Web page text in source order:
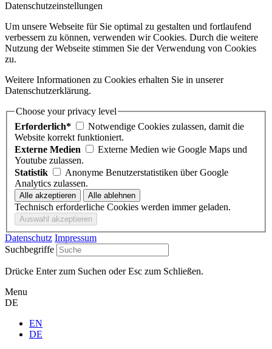
Datenschutzeinstellungen
Um unsere Webseite für Sie optimal zu gestalten und fortlaufend
verbessern zu können, verwenden wir Cookies. Durch die weitere
Nutzung der Webseite stimmen Sie der Verwendung von Cookies
zu.
Weitere Informationen zu Cookies erhalten Sie in unserer
Datenschutzerklärung.
Choose your privacy level
Erforderlich*
Notwendige Cookies zulassen, damit die
Website korrekt funktioniert.
Externe Medien
Externe Medien wie Google Maps und
Youtube zulassen.
Statistik
Anonyme Benutzerstatistiken über Google
Analytics zulassen.
Technisch erforderliche Cookies werden immer geladen.
Datenschutz Impressum
Suchbegriffe
Drücke Enter zum Suchen oder Esc zum Schließen.
Menu
DE
EN
DE